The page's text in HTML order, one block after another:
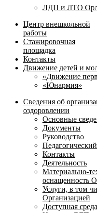
ЛДП и ЛТО
Центр внешкольной
работы
Стажировочная
площадка
Контакты
Движение детей и
«Движение
«Юнармия»
Сведения об
оздоровлении
Основные
Документы
Руководство
Контакты
Деятельность
Материально-
оснащенность
Услуги, в том
Организацией
Доступная среда